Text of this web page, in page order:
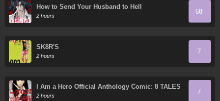
How to Send Your Husband to Hell
2 hours
68
SK8R'S
2 hours
7
I Am a Hero Official Anthology Comic: 8 TALES
OF THE ZQN
2 hours
7